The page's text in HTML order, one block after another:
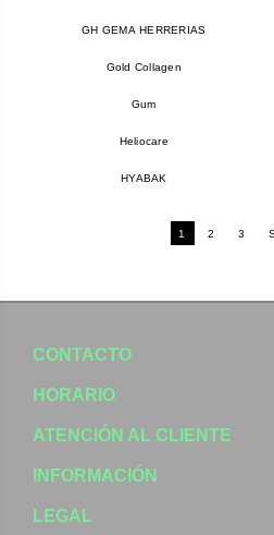
GH GEMA HERRERIAS
Gold Collagen
Gum
Heliocare
HYABAK
1 2 3
CONTACTO
HORARIO
ATENCIÓN AL CLIENTE
INFORMACIÓN
LEGAL